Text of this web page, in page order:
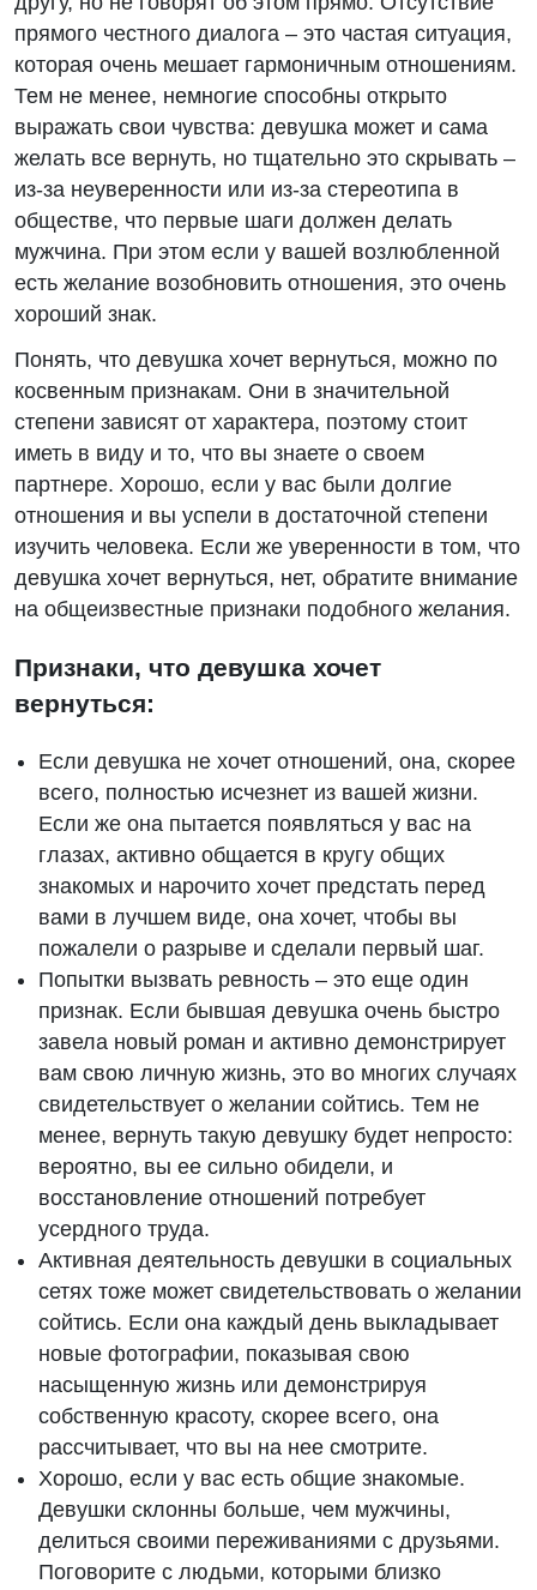
прямого честного диалога – это частая ситуация,
которая очень мешает гармоничным отношениям.
Тем не менее, немногие способны открыто
выражать свои чувства: девушка может и сама
желать все вернуть, но тщательно это скрывать –
из-за неуверенности или из-за стереотипа в
обществе, что первые шаги должен делать
мужчина. При этом если у вашей возлюбленной
есть желание возобновить отношения, это очень
хороший знак.
Понять, что девушка хочет вернуться, можно по
косвенным признакам. Они в значительной
степени зависят от характера, поэтому стоит
иметь в виду и то, что вы знаете о своем
партнере. Хорошо, если у вас были долгие
отношения и вы успели в достаточной степени
изучить человека. Если же уверенности в том, что
девушка хочет вернуться, нет, обратите внимание
на общеизвестные признаки подобного желания.
Признаки, что девушка хочет
вернуться:
Если девушка не хочет отношений, она, скорее
всего, полностью исчезнет из вашей жизни.
Если же она пытается появляться у вас на
глазах, активно общается в кругу общих
знакомых и нарочито хочет предстать перед
вами в лучшем виде, она хочет, чтобы вы
пожалели о разрыве и сделали первый шаг.
Попытки вызвать ревность – это еще один
признак. Если бывшая девушка очень быстро
завела новый роман и активно демонстрирует
вам свою личную жизнь, это во многих случаях
свидетельствует о желании сойтись. Тем не
менее, вернуть такую девушку будет непросто:
вероятно, вы ее сильно обидели, и
восстановление отношений потребует
усердного труда.
Активная деятельность девушки в социальных
сетях тоже может свидетельствовать о желании
сойтись. Если она каждый день выкладывает
новые фотографии, показывая свою
насыщенную жизнь или демонстрируя
собственную красоту, скорее всего, она
рассчитывает, что вы на нее смотрите.
Хорошо, если у вас есть общие знакомые.
Девушки склонны больше, чем мужчины,
делиться своими переживаниями с друзьями.
Поговорите с людьми, которыми близко